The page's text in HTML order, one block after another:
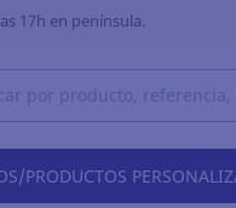
17h en península.
PRODUCTOS